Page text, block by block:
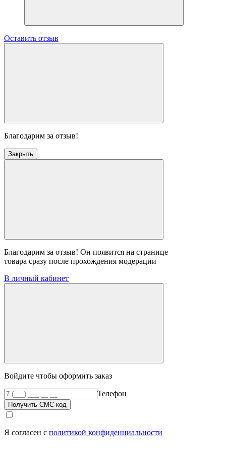
Оставить отзыв
Благодарим за отзыв!
Закрыть
Благодарим за отзыв! Он появится на странице
товара сразу после прохождения модерации
В личный кабинет
Войдите чтобы оформить заказ
Телефон
Получить СМС код
Я согласен с политикой конфиденциальности